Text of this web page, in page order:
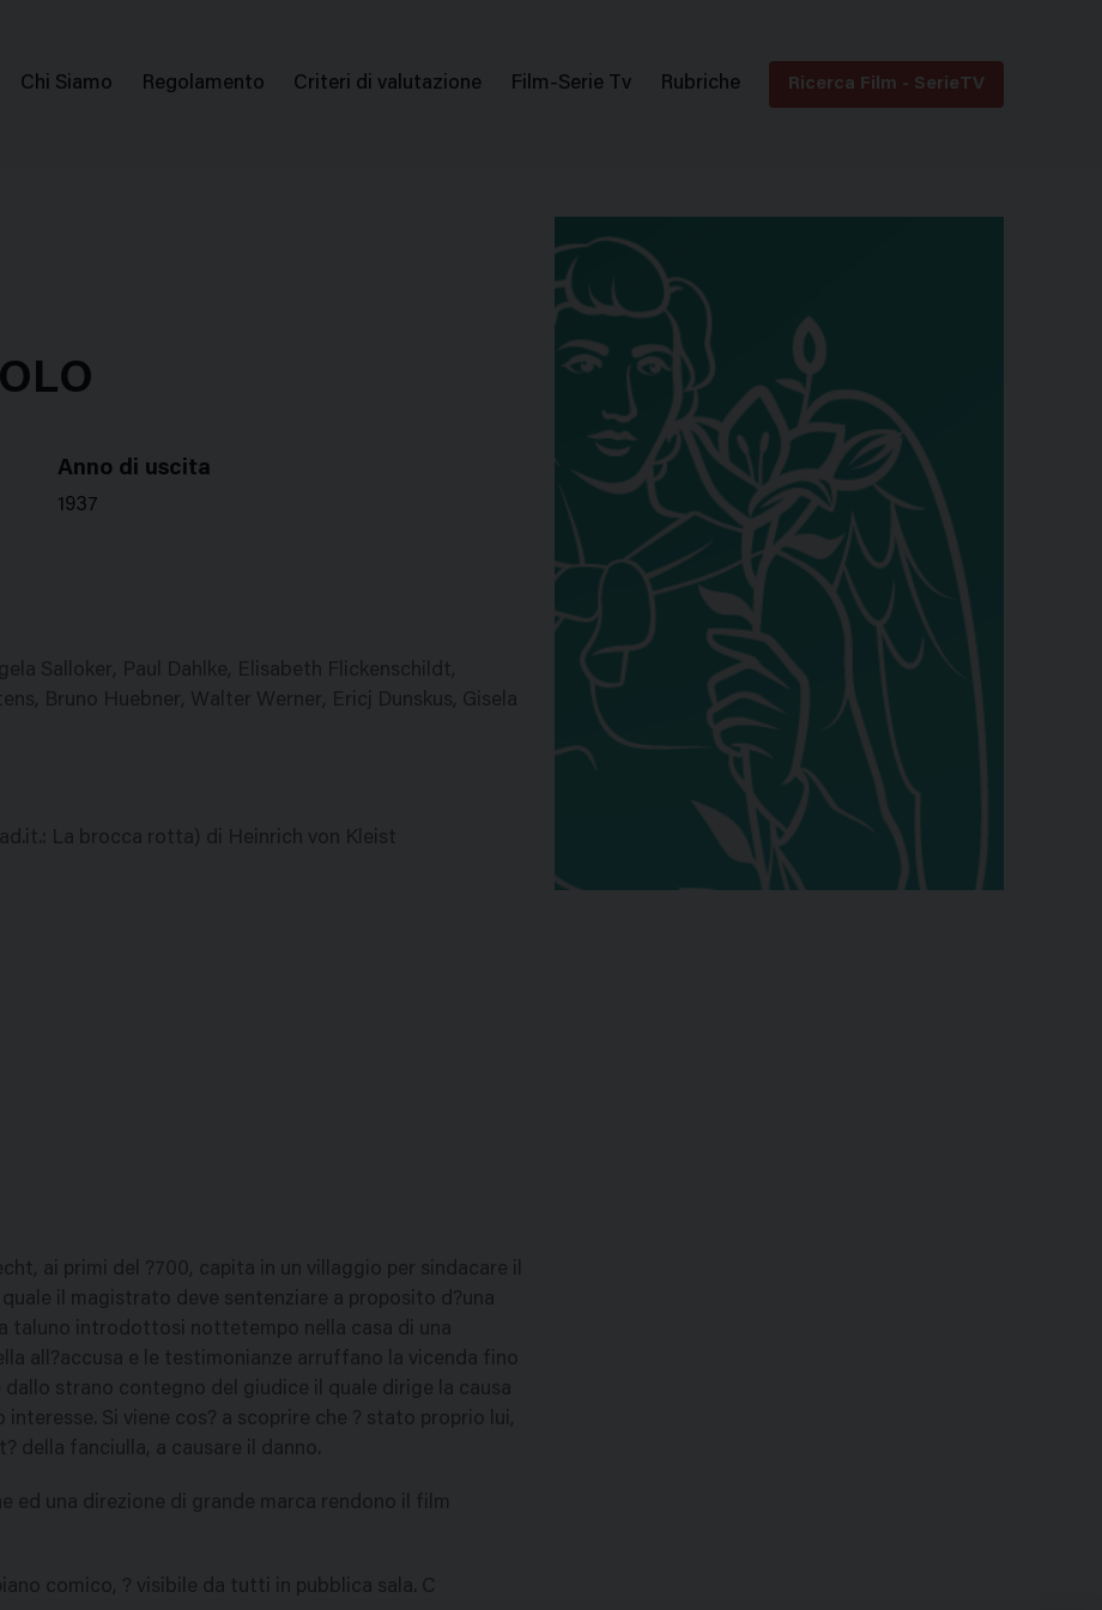
Menu
Chi Siamo Regolamento Criteri di valutazione Film-Serie Tv Rubriche Ricerca Film - SerieTV
Anno di uscita
1937
Salloker, Paul Dahlke, Elisabeth Flickenschildt,
Bruno Huebner, Walter Werner, Ericj Dunskus, Gisela
La brocca rotta) di Heinrich von Kleist
ai primi del ?700, capita in un villaggio per sindacare il
il magistrato deve sentenziare a proposito d?una
taluno introdottosi nottetempo nella casa di una
all?accusa e le testimonianze arruffano la vicenda fino
strano contegno del giudice il quale dirige la causa
Si viene cos? a scoprire che ? stato proprio lui,
della fanciulla, a causare il danno.
ed una direzione di grande marca rendono il film
comico, ? visibile da tutti in pubblica sala. C